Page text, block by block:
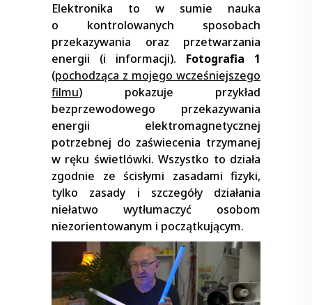
Elektronika to w sumie nauka
o kontrolowanych sposobach
przekazywania oraz przetwarzania
energii (i informacji). Fotografia 1
(pochodząca z mojego wcześniejszego
filmu) pokazuje przykład
bezprzewodowego przekazywania
energii elektromagnetycznej
potrzebnej do zaświecenia trzymanej
w ręku świetlówki. Wszystko to działa
zgodnie ze ścisłymi zasadami fizyki,
tylko zasady i szczegóły działania
niełatwo wytłumaczyć osobom
niezorientowanym i początkującym.